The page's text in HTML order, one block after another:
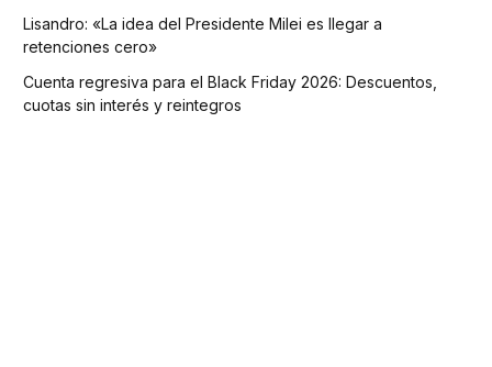
Lisandro: «La idea del Presidente Milei es llegar a
retenciones cero»
Cuenta regresiva para el Black Friday 2026: Descuentos,
cuotas sin interés y reintegros